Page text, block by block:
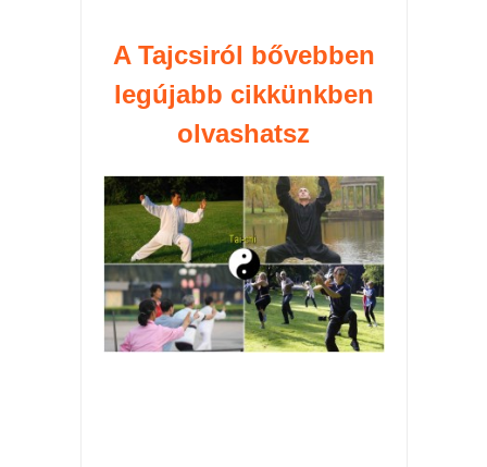
A Tajcsiról bővebben
legújabb cikkünkben
olvashatsz